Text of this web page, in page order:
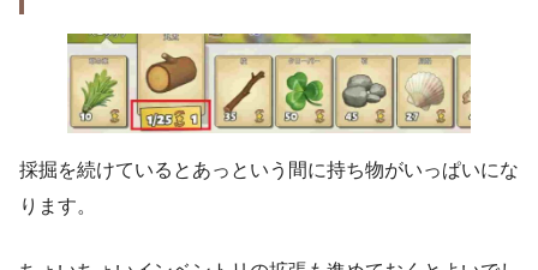
採掘を続けているとあっという間に持ち物がいっぱいにな
ります。